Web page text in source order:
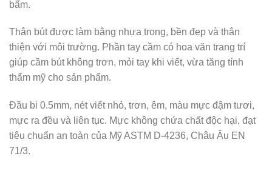
bấm.
Thân bút được làm bằng nhựa trong, bền đẹp và thân
thiện với môi trường. Phần tay cầm có hoa văn trang trí
giúp cầm bút không trơn, mỏi tay khi viết, vừa tăng tính
thẩm mỹ cho sản phẩm.
Đầu bi 0.5mm, nét viết nhỏ, trơn, êm, màu mực đậm tươi,
mực ra đều và liên tục. Mực không chứa chất độc hại, đạt
tiêu chuẩn an toàn của Mỹ ASTM D-4236, Châu Âu EN
71/3.